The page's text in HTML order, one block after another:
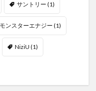
サントリー (1)
モンスターエナジー (1)
NiziU (1)